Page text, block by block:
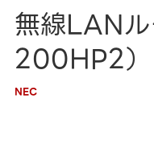
無線LANル
200HP2）
NEC